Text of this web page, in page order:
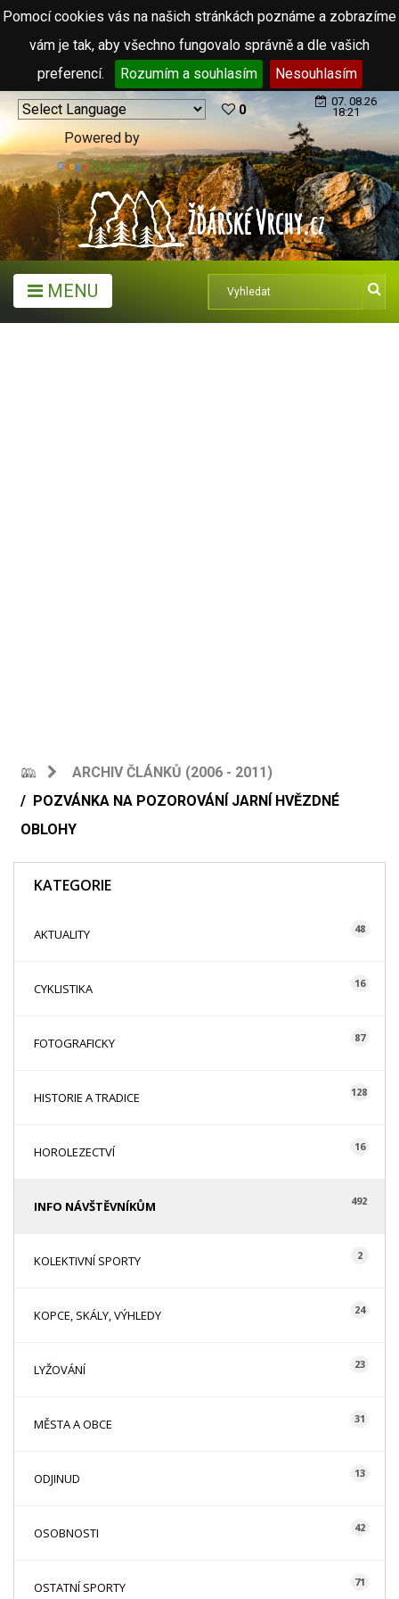
Pomocí cookies vás na našich stránkách poznáme a zobrazíme
vám je tak, aby všechno fungovalo správně a dle vašich
preferencí.
Rozumím a souhlasím Nesouhlasím
Powered by
Translate
0
07. 08.26
18:21
MENU
ARCHIV ČLÁNKŮ (2006 - 2011)
POZVÁNKA NA POZOROVÁNÍ JARNÍ HVĚZDNÉ
OBLOHY
KATEGORIE
AKTUALITY 48
CYKLISTIKA 16
FOTOGRAFICKY 87
HISTORIE A TRADICE 128
HOROLEZECTVÍ 16
INFO NÁVŠTĚVNÍKŮM 492
KOLEKTIVNÍ SPORTY 2
KOPCE, SKÁLY, VÝHLEDY 24
LYŽOVÁNÍ 23
MĚSTA A OBCE 31
ODJINUD 13
OSOBNOSTI 42
OSTATNÍ SPORTY 71